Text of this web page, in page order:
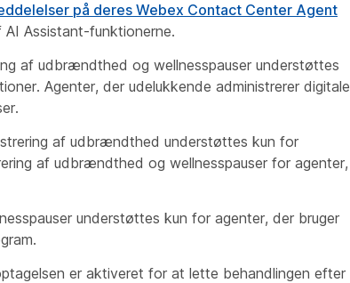
på deres Webex Contact Center Agent
Assistant-funktionerne.
af udbrændthed og wellnesspauser understøttes
Agenter, der udelukkende administrerer digitale
af udbrændthed understøttes kun for
af udbrændthed og wellnesspauser for agenter,
understøttes kun for agenter, der bruger
er aktiveret for at lette behandlingen efter